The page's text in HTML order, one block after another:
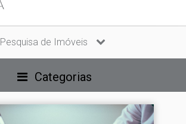
Pesquisa de Imóveis
Categorias